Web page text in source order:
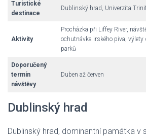
Turistické
destinace
Dublinský hrad, Univerzita
Aktivity
Procházka při Liffey River,
ochutnávka irského piva, výlety
parků
Doporučený
termín
návštěvy
Duben až červen
Dublinský hrad
Dublinský hrad, dominantní památka v